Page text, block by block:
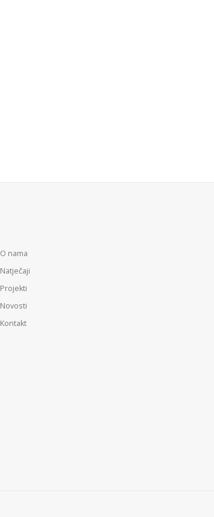
O nama
Natječaji
Projekti
Novosti
Kontakt